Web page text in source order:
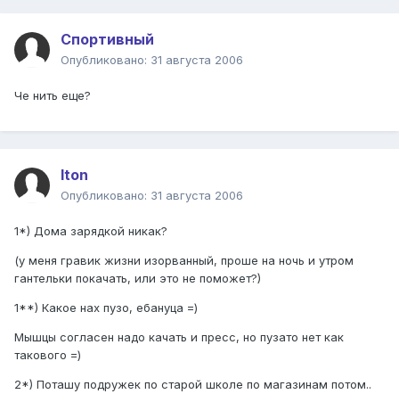
Спортивный
Опубликовано: 31 августа 2006
Че нить еще?
Iton
Опубликовано: 31 августа 2006
1*) Дома зарядкой никак?
(у меня гравик жизни изорванный, проше на ночь и утром
гантельки покачать, или это не поможет?)
1**) Какое нах пузо, ебануца =)
Мышцы согласен надо качать и пресс, но пузато нет как
такового =)
2*) Поташу подружек по старой школе по магазинам потом..